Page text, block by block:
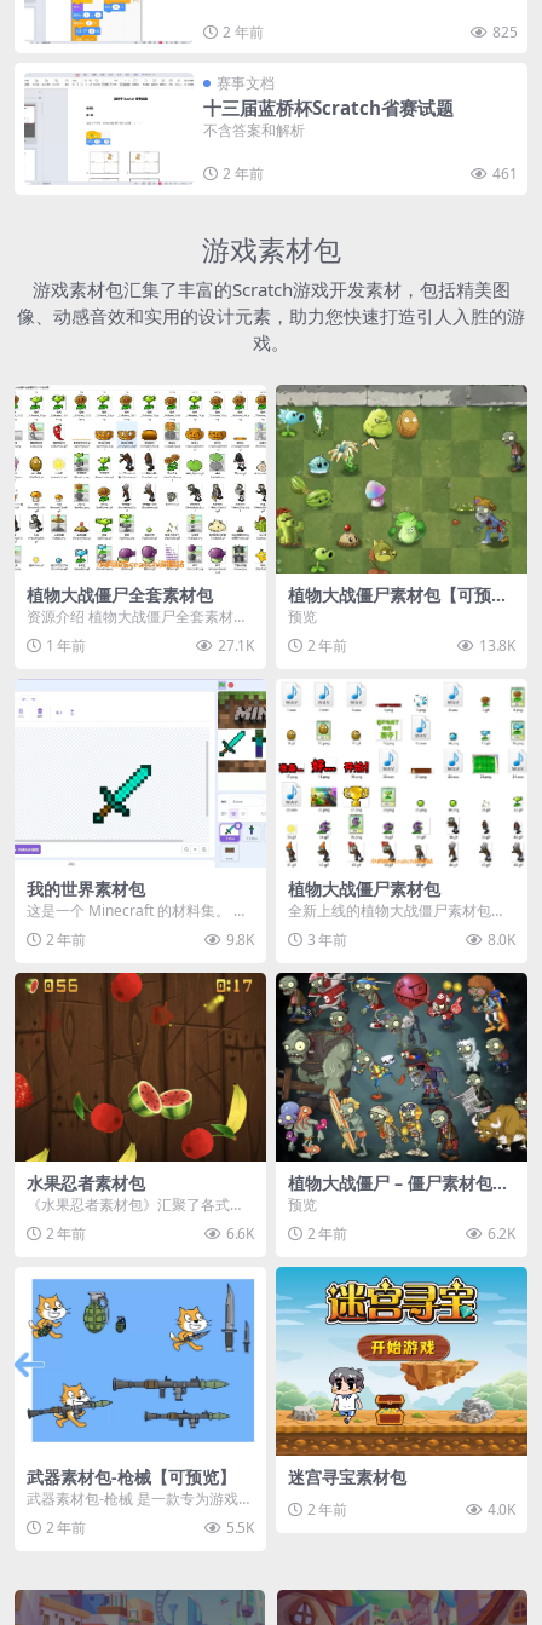
2 年前 825
赛事文档
十三届蓝桥杯Scratch省赛试题
不含答案和解析
2 年前 461
游戏素材包
游戏素材包汇集了丰富的Scratch游戏开发素材，包括精美图
像、动感音效和实用的设计元素，助力您快速打造引人入胜的游
戏。
植物大战僵尸全套素材包
资源介绍 植物大战僵尸全套素材
包，包含227个丰富多样的素材，
涵盖角色、背景、动...
1 年前 27.1K
植物大战僵尸素材包【可预
览】
预览
2 年前
13.8K
我的世界素材包
这是一个 Minecraft 的材料集。 操
作方法如下： 工具 → 右箭头 怪物...
2 年前 9.8K
植物大战僵尸素材包
全新上线的植物大战僵尸素材包，
内含48个精选资源，涵盖角色、场
景、音效等多样内容...
3 年前 8.0K
水果忍者素材包
《水果忍者素材包》汇聚了各式鲜
美诱人的水果图像与清脆悦耳的切
割音效，专为追求极致...
2 年前 6.6K
植物大战僵尸 – 僵尸素材包
【可预览】
预览
2 年前
6.2K
武器素材包-枪械【可预览】
武器素材包-枪械 是一款专为游戏开
发者和创作者设计的素材包，包含
多种高质量的枪械...
2 年前 5.5K
迷宫寻宝素材包
2 年前 4.0K